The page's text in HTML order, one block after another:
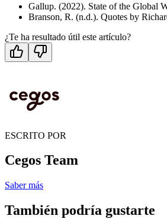
Gallup. (2022). State of the Global
Branson, R. (n.d.). Quotes by
¿Te ha resultado útil este artículo?
ESCRITO POR
Cegos Team
Saber más
También podría gustarte